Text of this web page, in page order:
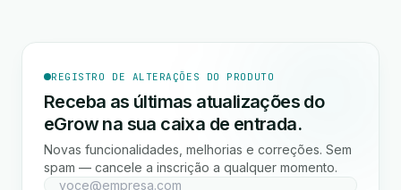
REGISTRO DE ALTERAÇÕES DO PRODUTO
Receba as últimas atualizações do
eGrow na sua caixa de entrada.
Novas funcionalidades, melhorias e correções. Sem
spam — cancele a inscrição a qualquer momento.